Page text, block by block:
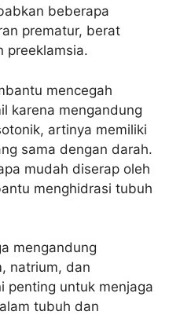
beberapa
prematur, berat
preeklamsia.
mencegah
karena mengandung
artinya memiliki
sama dengan darah.
mudah diserap oleh
menghidrasi tubuh
mengandung
natrium, dan
penting untuk menjaga
tubuh dan